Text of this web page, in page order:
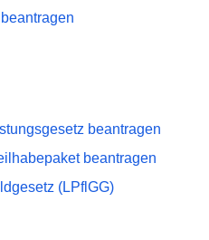
beantragen
beantragen
(LPflGG)